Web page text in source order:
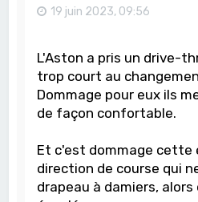
19 juin 2023, 09:56
L'Aston a pris un drive-
trop court au
Dommage pour eux ils
de façon confortable.
Et c'est dommage cette
direction de course qui
drapeau à damiers,